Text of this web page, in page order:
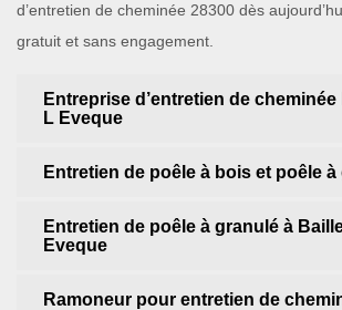
d’entretien de cheminée 28300 dès
gratuit et sans engagement.
Entreprise d’entretien de cheminée
L Eveque
Entretien de poêle à bois et poêle
Entretien de poêle à granulé à
Eveque
Ramoneur pour entretien de